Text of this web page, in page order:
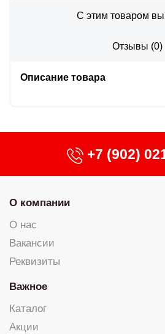
С этим товаром
Отзывы (0)
Описание товара
+7 (902)
О компании
О нас
Вакансии
Реквизиты
Важное
Каталог
Акции